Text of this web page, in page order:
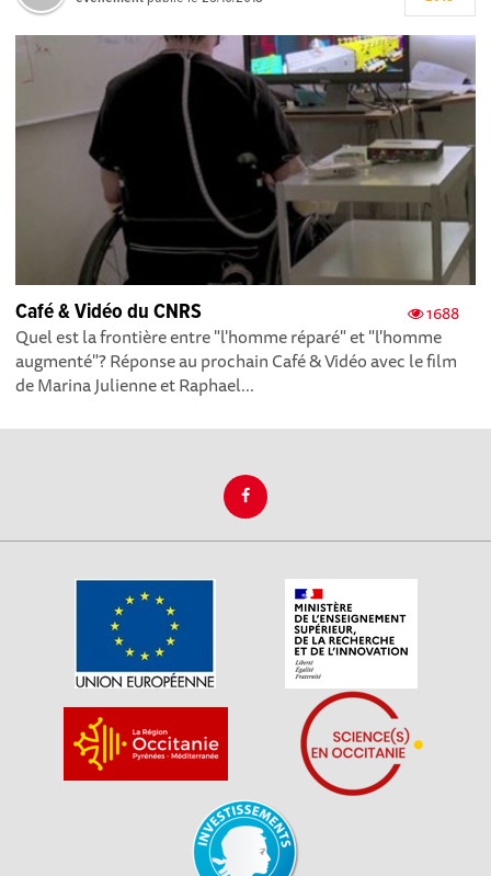
1688
Café & Vidéo du CNRS
Quel est la frontière entre "l'homme réparé" et "l'homme
augmenté"? Réponse au prochain Café & Vidéo avec le film
de Marina Julienne et Raphael...